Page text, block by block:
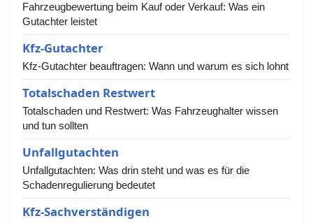
Fahrzeugbewertung beim Kauf oder Verkauf: Was ein
Gutachter leistet
Kfz-Gutachter
Kfz-Gutachter beauftragen: Wann und warum es sich lohnt
Totalschaden Restwert
Totalschaden und Restwert: Was Fahrzeughalter wissen
und tun sollten
Unfallgutachten
Unfallgutachten: Was drin steht und was es für die
Schadenregulierung bedeutet
Kfz-Sachverständigen